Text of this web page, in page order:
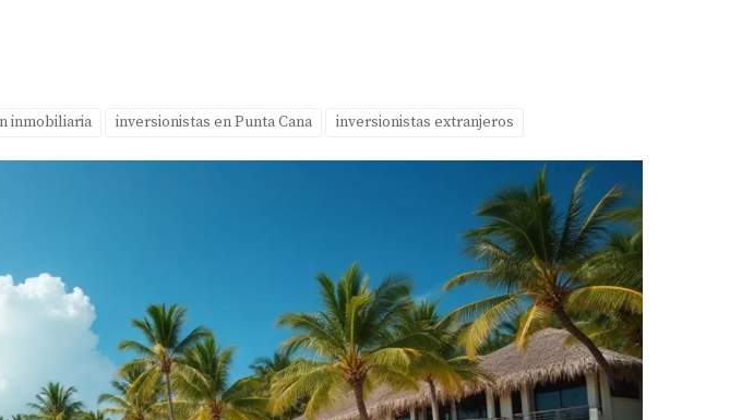
inmobiliaria inversionistas en Punta Cana inversionistas extranjeros